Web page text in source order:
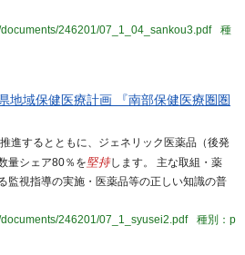
246201/07_1_04_sankou3.pdf
種
地域保健医療計画 『南部保健医療圏圏
進するとともに、ジェネリック医薬品（後発
量シェア80％を堅持します。 主な取組・薬
監視指導の実施・医薬品等の正しい知識の普
246201/07_1_syusei2.pdf
種別：p